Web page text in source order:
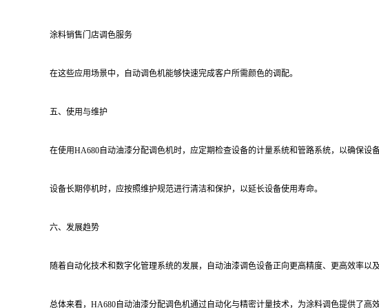
涂料销售门店调色服务
在这些应用场景中，自动调色机能够快速完成客户所需颜色的调配。
五、使用与维护
在使用HA680自动油漆分配调色机时，应定期检查设备的计量系统和管路系统，以确保设
设备长期停机时，应按照维护规范进行清洁和保护，以延长设备使用寿命。
六、发展趋势
随着自动化技术和数字化管理系统的发展，自动油漆调色设备正向更高精度、更高效率
总体来看，HA680自动油漆分配调色机通过自动化与精密计量技术，为涂料调色提供了高